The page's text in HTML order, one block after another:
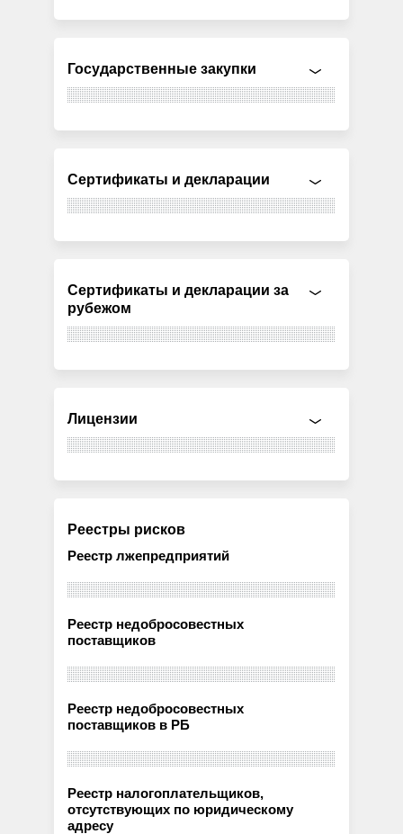
Государственные закупки
Сертификаты и декларации
Сертификаты и декларации за
рубежом
Лицензии
Реестры рисков
Реестр лжепредприятий
Реестр недобросовестных
поставщиков
Реестр недобросовестных
поставщиков в РБ
Реестр налогоплательщиков,
отсутствующих по юридическому
адресу